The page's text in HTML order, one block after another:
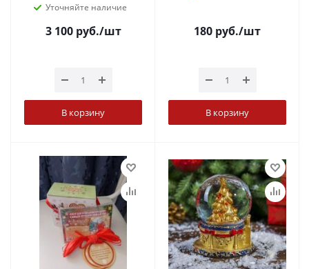
Уточняйте наличие
3 100руб./шт
В корзину
180 руб./шт
В корзину